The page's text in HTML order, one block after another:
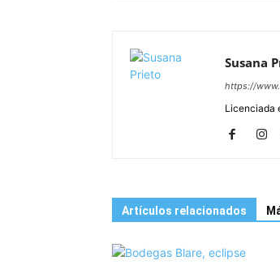
Susana
https://
Licenciada
Artículos relacionados